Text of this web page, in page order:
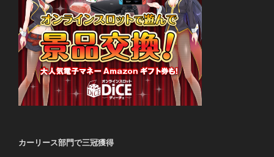
カーリース部門で三冠獲得